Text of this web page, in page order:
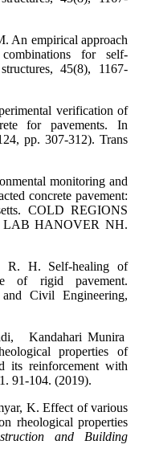
An empirical approach
for self-
45(8), 1167-
verification of
for pavements. In
pp. 307-312). Trans
monitoring and
concrete pavement:
COLD REGIONS
LAB HANOVER NH.
H. Self-healing of
of rigid pavement.
Civil Engineering,
Kandahari Munira
properties of
its reinforcement with
91-104. (2019).
K. Effect of various
rheological properties
and Building